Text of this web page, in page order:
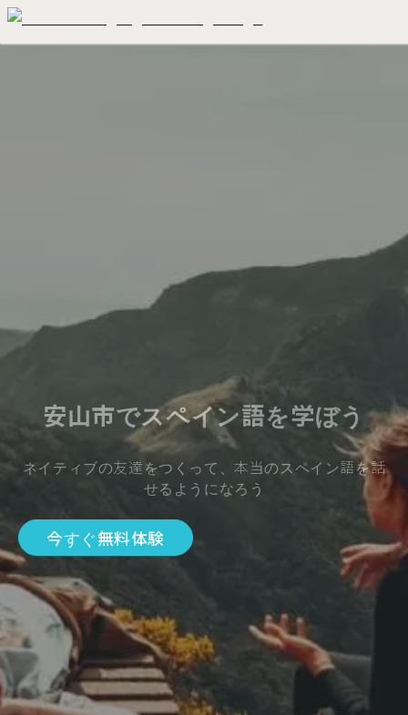
安山市でスペイン語を学ぼう
ネイティブの友達をつくって、本当のスペイン語を話
せるようになろう
今すぐ無料体験